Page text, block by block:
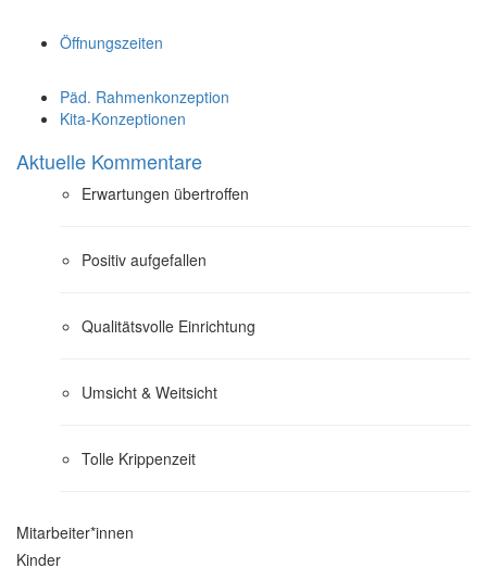
Öffnungszeiten
Päd. Rahmenkonzeption
Kita-Konzeptionen
Aktuelle Kommentare
Erwartungen übertroffen
Positiv aufgefallen
Qualitätsvolle Einrichtung
Umsicht & Weitsicht
Tolle Krippenzeit
Mitarbeiter*innen
Kinder